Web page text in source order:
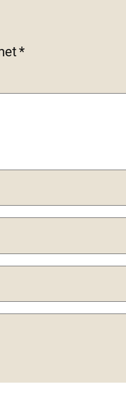
*